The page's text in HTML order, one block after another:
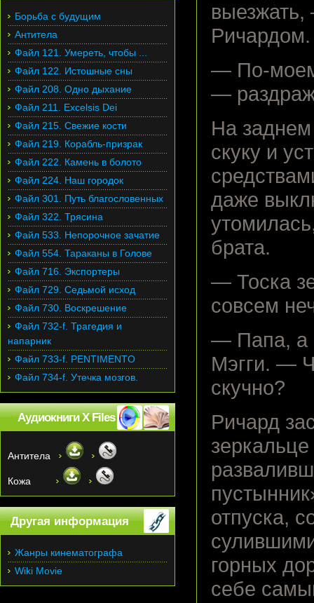
Ричардом.
— По-
—
На заднем
скуку и
даже
брата.
— Тоска
совсем
— Папа, а
Мэгги. —
скучно?
Ричард
отпуска,
горных
себе
Борьба с будущим
Антитела
Файл 121. Умереть, чтобы ...
Файл 122. Истошные сны
Файл 208. Одно дыхание
Файл 211. Excelsis Dei
Файл 215. Свежие кости
Файл 219. Корабль-призрак
Файл 222. Камень в болото
Файл 224. Наш городок
Файл 301. Путь благословенных
Файл 322. Трясина
Файл 533. Непорочное зачатие
Файл 554. Тараканы в Голове
Файл 716. Экспортеры
Файл 729. Седьмой исход
Файл 730. Воскрешение
Файл 732-f. Трагедия и
напарник
Файл 733-f. PENTIMENTO
Файл 734-f. Утечка мозгов.
Аудиокниги X Files
Антитела
Кожа
Другая информация
Жанры кинематографа
Wiki Movie